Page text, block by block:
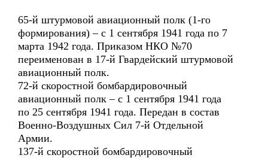
65-й штурмовой авиационный полк (1-го
формирования) – с 1 сентября 1941 года по 7
марта 1942 года. Приказом НКО №70
переименован в 17-й Гвардейский штурмовой
авиационный полк.
72-й скоростной бомбардировочный
авиационный полк – с 1 сентября 1941 года
по 25 сентября 1941 года. Передан в состав
Военно-Воздушных Сил 7-й Отдельной
Армии.
137-й скоростной бомбардировочный